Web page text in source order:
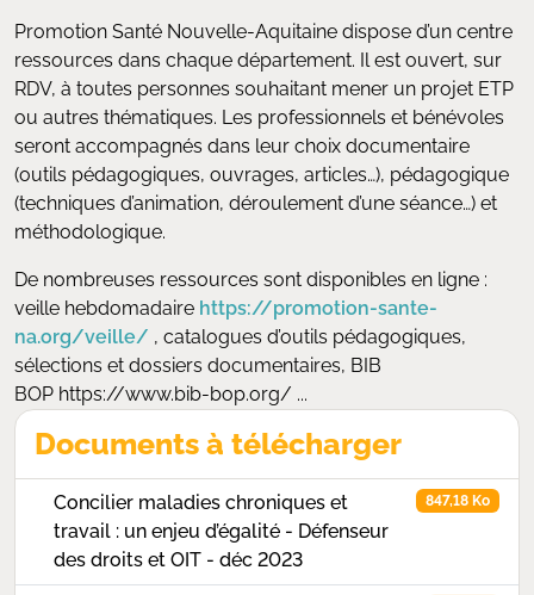
Promotion Santé Nouvelle-Aquitaine dispose d’un centre
ressources dans chaque département. Il est ouvert, sur
RDV, à toutes personnes souhaitant mener un projet ETP
ou autres thématiques. Les professionnels et bénévoles
seront accompagnés dans leur choix documentaire
(outils pédagogiques, ouvrages, articles…), pédagogique
(techniques d’animation, déroulement d’une séance…) et
méthodologique.
De nombreuses ressources sont disponibles en ligne :
veille hebdomadaire https://promotion-sante-
na.org/veille/ , catalogues d’outils pédagogiques,
sélections et dossiers documentaires, BIB
BOP https://www.bib-bop.org/ ...
Documents à télécharger
Concilier maladies chroniques et
travail : un enjeu d’égalité - Défenseur
des droits et OIT - déc 2023
847,18 Ko